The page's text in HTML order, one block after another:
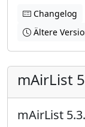
Changelog
Ältere
mAirList 5
mAirList